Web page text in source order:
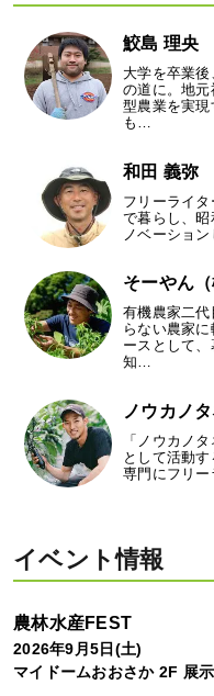
鮫島 理央
大学を卒業
の道に。地
型農業を実現
も…
和田 義弥
フリーライ
で暮らし、昭
ノベーショ
そーやん（
有機農家二
らない農家
ースとして
知…
ノウカノ
「ノウカノ
として活動
専門にフリ
イベント情報
農林水産FEST
2026年9月5日(土)
マイドームおおさか 2F 展